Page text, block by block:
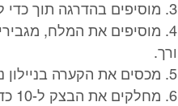
3. מוסיפים בהדרגה תוך כדי לישה את מיץ הסלק. לשים עד שנוצר כדור בצק.
ורך.
5. מכסים את הקערה בניילון נצמד ומתפיחים במשך שעה, עד שהבצק מכפיל את נפחו.
6. מחלקים את הבצק ל-10 כדורים שווים (אפשר לפי העין ואפשר לשקול ל-90 גרם כל כדור).